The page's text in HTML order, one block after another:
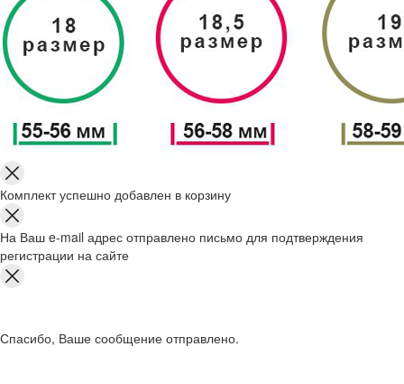
Комплект успешно добавлен в корзину
На Ваш e-mail адрес отправлено письмо для подтверждения
регистрации на сайте
Спасибо, Ваше сообщение отправлено.